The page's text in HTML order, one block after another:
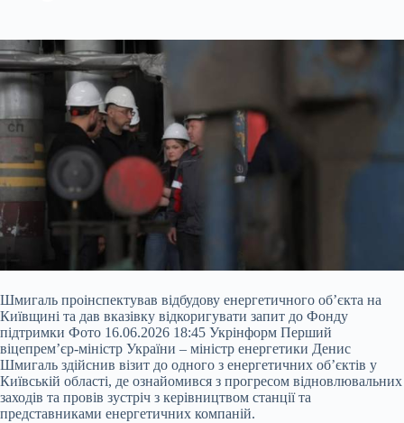
Шмигаль проінспектував відбудову енергетичного об’єкта на
Київщині та дав вказівку відкоригувати запит до Фонду
підтримки Фото 16.06.2026 18:45 Укрінформ Перший
віцепрем’єр-міністр України – міністр енергетики Денис
Шмигаль здійснив візит до одного з енергетичних об’єктів у
Київській області, де ознайомився з прогресом відновлювальних
заходів та провів зустріч з керівництвом станції та
представниками енергетичних компаній.